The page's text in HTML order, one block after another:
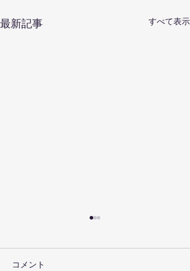
最新記事 すべて表示
コメント